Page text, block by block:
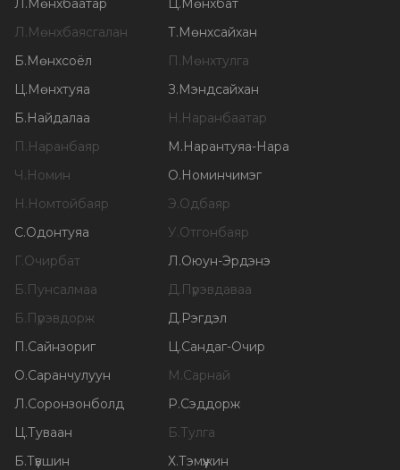
Л.Мөнхбаатар Ц.Мөнхбат
Л.Мөнхбаясгалан Т.Мөнхсайхан
Б.Мөнхсоёл П.Мөнхтулга
Ц.Мөнхтуяа З.Мэндсайхан
Б.Найдалаа Н.Наранбаатар
П.Наранбаяр М.Нарантуяа-Нара
Ч.Номин О.Номинчимэг
Н.Номтойбаяр Э.Одбаяр
С.Одонтуяа У.Отгонбаяр
Г.Очирбат Л.Оюун-Эрдэнэ
Б.Пунсалмаа Д.Пүрэвдаваа
Б.Пүрэвдорж Д.Рэгдэл
П.Сайнзориг Ц.Сандаг-Очир
О.Саранчулуун М.Сарнай
Л.Соронзонболд Р.Сэддорж
Ц.Туваан Б.Тулга
Б.Түвшин Х.Тэмүүжин